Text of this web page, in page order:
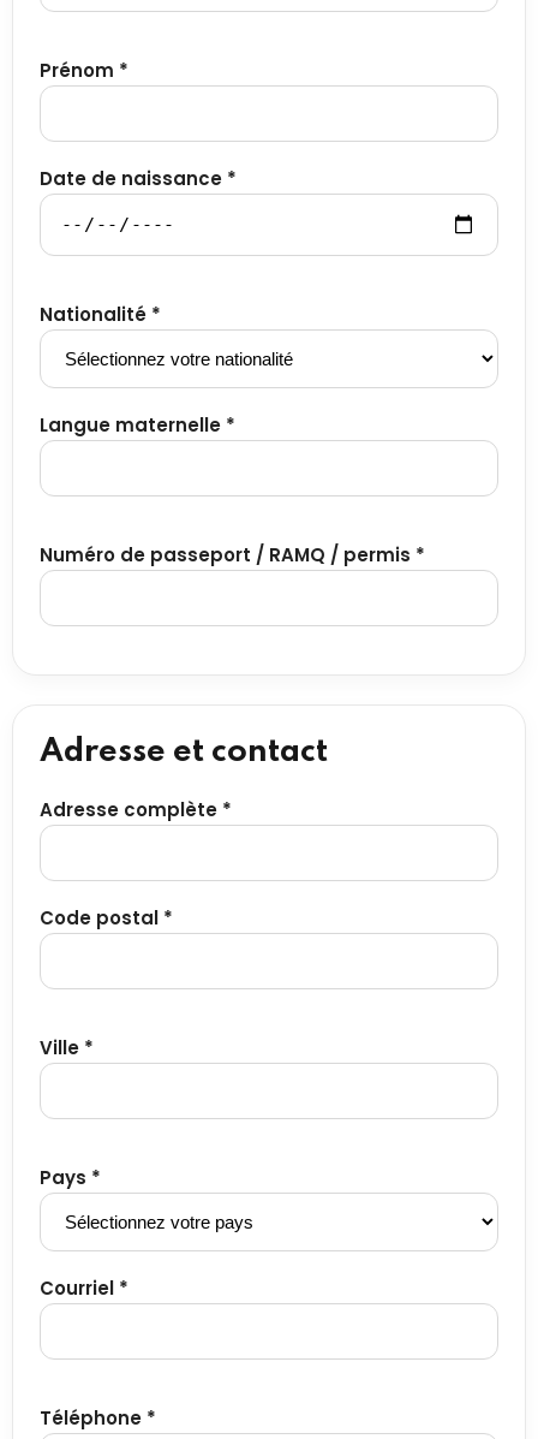
Prénom *
Date de naissance *
Nationalité *
Langue maternelle *
Numéro de passeport / RAMQ / permis *
Adresse et contact
Adresse complète *
Code postal *
Ville *
Pays *
Courriel *
Téléphone *